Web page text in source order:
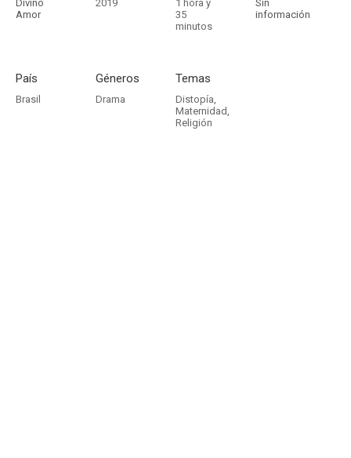
Divino
Amor
2019
1 hora y
35
minutos
Sin
información
País
Brasil
Géneros
Drama
Temas
Distopía,
Maternidad,
Religión